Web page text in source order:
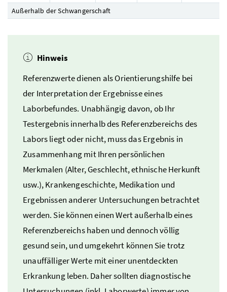
Außerhalb der Schwangerschaft
Hinweis
Referenzwerte dienen als Orientierungshilfe bei
der Interpretation der Ergebnisse eines
Laborbefundes. Unabhängig davon, ob Ihr
Testergebnis innerhalb des Referenzbereichs des
Labors liegt oder nicht, muss das Ergebnis in
Zusammenhang mit Ihren persönlichen
Merkmalen (Alter, Geschlecht, ethnische Herkunft
usw.), Krankengeschichte, Medikation und
Ergebnissen anderer Untersuchungen betrachtet
werden. Sie können einen Wert außerhalb eines
Referenzbereichs haben und dennoch völlig
gesund sein, und umgekehrt können Sie trotz
unauffälliger Werte mit einer unentdeckten
Erkrankung leben. Daher sollten diagnostische